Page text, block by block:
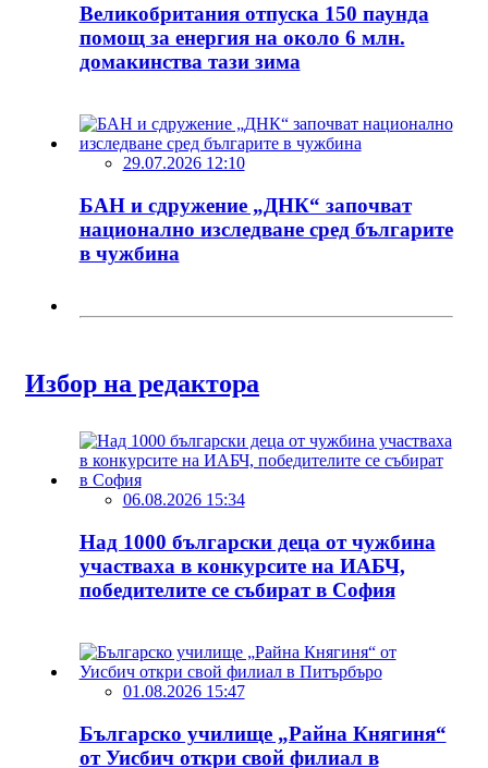
Великобритания отпуска 150 паунда
помощ за енергия на около 6 млн.
домакинства тази зима
29.07.2026 12:10
БАН и сдружение „ДНК“ започват
национално изследване сред българите
в чужбина
Избор на редактора
06.08.2026 15:34
Над 1000 български деца от чужбина
участваха в конкурсите на ИАБЧ,
победителите се събират в София
01.08.2026 15:47
Българско училище „Райна Княгиня“
от Уисбич откри свой филиал в